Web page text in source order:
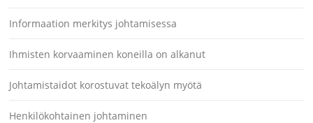
Informaation merkitys johtamisessa
Ihmisten korvaaminen koneilla on alkanut
Johtamistaidot korostuvat tekoälyn myötä
Henkilökohtainen johtaminen